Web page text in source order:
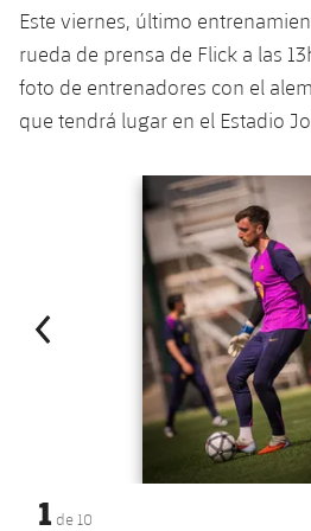
Jugadores
Fotos
Historia
Clasificaciones
Juvenil
Infantil
Noticias
plusicon
más
Actualidad
Femenino
Agenda
plusicon
más
Jugadores
Calendario
Resultados
Clasificaciones
Hockey sobre hielo
plusicon
Actualidad
Jugadores
Calendario
Resultados
Clasificaciones
Hockey hierba
plusicon
Noticias
Hockey Hierba Masculino
Hockey Hierba Femenino
Patinaje artístico
Actualidad
Plantilla
Agenda
Escuela de Patinaje
Este viernes, último
rueda de prensa de Flick a las
foto de entrenadores con el
que tendrá lugar en el Estadio
label.aria.chevronleft
1 de 10